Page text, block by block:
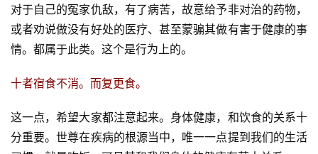
对于自己的冤家仇敌，有了病苦，故意给予非对治的药物，
或者劝说做没有好处的医疗、甚至蒙骗其做有害于健康的事
情。都属于此类。这个是行为上的。
十者宿食不消。而复更食。
这一点，希望大家都注意起来。身体健康，和饮食的关系十
分重要。世尊在疾病的根源当中，唯一一点提到我们的生活